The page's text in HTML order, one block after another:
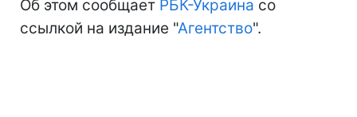
Об этом сообщает РБК-Украина со
ссылкой на издание "Агентство".